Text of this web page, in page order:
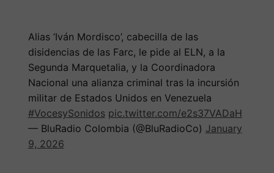
Alias ‘Iván Mordisco’, cabecilla de las
disidencias de las Farc, le pide al ELN, a la
Segunda Marquetalia, y la Coordinadora
Nacional una alianza criminal tras la incursión
militar de Estados Unidos en Venezuela
#VocesySonidos pic.twitter.com/e2s37VADaH
— BluRadio Colombia (@BluRadioCo) January
9, 2026